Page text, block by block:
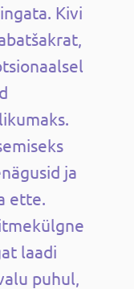
Kivi
ja
ette.
laadi
puhul,